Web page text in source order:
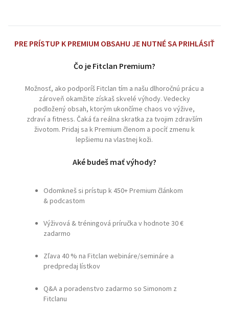
PRE PRÍSTUP K PREMIUM OBSAHU JE NUTNÉ SA PRIHLÁSIŤ
Čo je Fitclan Premium?
Možnosť, ako podporíš Fitclan tím a našu dlhoročnú prácu a
zároveň okamžite získaš skvelé výhody. Vedecky
podložený obsah, ktorým ukončíme chaos vo výžive,
zdraví a fitness. Čaká ťa reálna skratka za tvojim zdravším
životom. Pridaj sa k Premium členom a pocíť zmenu k
lepšiemu na vlastnej koži.
Aké budeš mať výhody?
Odomkneš si prístup k 450+ Premium článkom
& podcastom
Výživová & tréningová príručka v hodnote 30 €
zadarmo
Zľava 40 % na Fitclan webináre/semináre a
predpredaj lístkov
Q&A a poradenstvo zadarmo so Simonom z
Fitclanu